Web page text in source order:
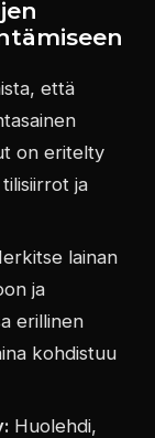
että
on eritelty
ja
lainan
ja
erillinen
kohdistuu
Huolehdi,